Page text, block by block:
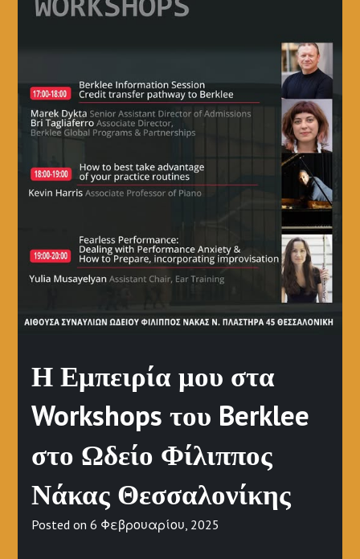
Η Εμπειρία μου στα
Workshops του Berklee
στο Ωδείο Φίλιππος
Νάκας Θεσσαλονίκης
Posted on 6 Φεβρουαρίου, 2025